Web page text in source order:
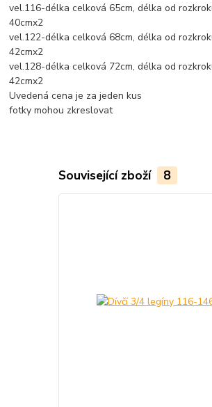
vel.116-délka celková 65cm, délka od
40cmx2
vel.122-délka celková 68cm, délka od
42cmx2
vel.128-délka celková 72cm, délka od
42cmx2
Uvedená cena je za jeden kus
fotky mohou zkreslovat
Související zboží 8